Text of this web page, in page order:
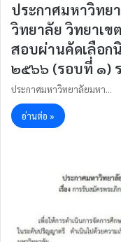
ประกาศมหาวิทย
วิทยาลัย วิทยาเข
สอบผ่านคัดเลือก
๒๕๖๖ (รอบที่ ๑)
ประกาศมหาวิทยาลัยมหา…
อ่านต่อ »